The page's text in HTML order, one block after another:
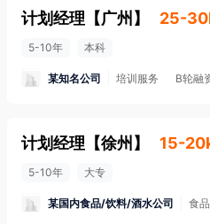
计划经理 【广州 】 25-
5-10年 本科
某知名公司 培训服务 B轮融
计划经理 【徐州 】 15-
5-10年 大专
某国内食品/饮料/酒水公司 食